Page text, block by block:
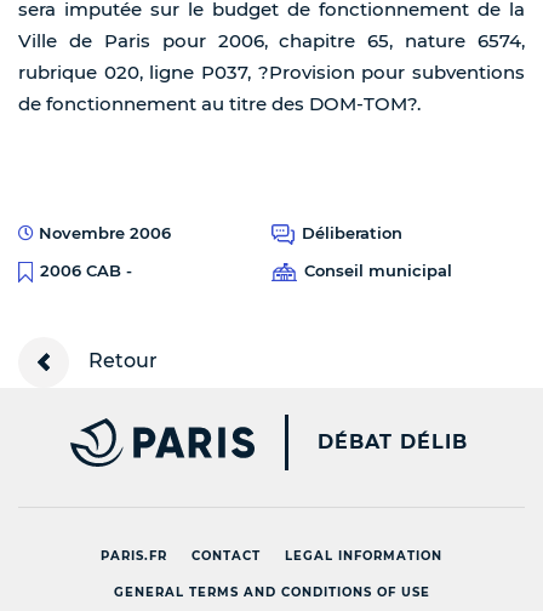
sera imputée sur le budget de fonctionnement de la
Ville de Paris pour 2006, chapitre 65, nature 6574,
rubrique 020, ligne P037, ?Provision pour subventions
de fonctionnement au titre des DOM-TOM?.
Novembre 2006
Déliberation
2006 CAB -
Conseil municipal
Retour
PARIS.FR [NEW
DÉBAT DÉLIB
PARIS.FR CONTACT LEGAL INFORMATION
GENERAL TERMS AND CONDITIONS OF USE